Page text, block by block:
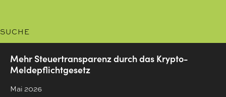
SUCHE
Mehr Steuertransparenz durch das Krypto-
Meldepflichtgesetz
Mai 2026